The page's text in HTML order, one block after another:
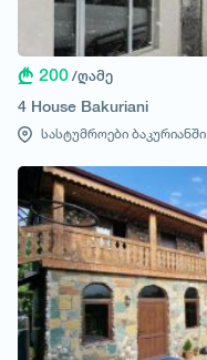
200 /ღამე
4 House Bakuriani
სასტუმროები ბაკურიანში